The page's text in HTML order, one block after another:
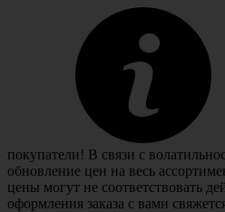
покупатели! В связи с
обновление цен на весь
цены могут не соответствовать
оформления заказа с вами